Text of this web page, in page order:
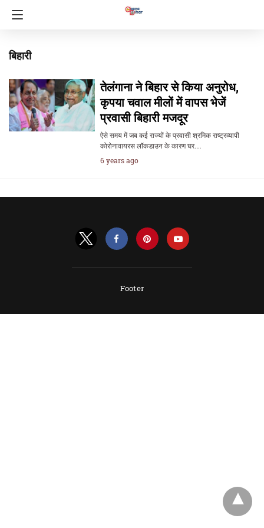
बिहारी
तेलंगाना ने बिहार से किया अनुरोध,
कृपया चवाल मीलों में वापस भेजें
प्रवासी बिहारी मजदूर
ऐसे समय में जब कई राज्यों के प्रवासी श्रमिक राष्ट्रव्यापी
कोरोनावायरस लॉकडाउन के कारण घर…
6 years ago
Footer